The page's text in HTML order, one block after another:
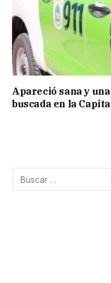
Apareció sana y
buscada en la